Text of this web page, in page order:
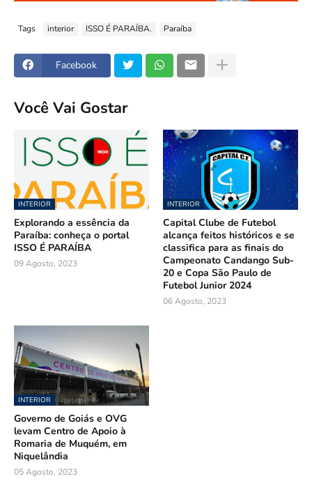
Tags interior ISSO É PARAÍBA. Paraíba
Facebook
Você Vai Gostar
INTERIOR
Explorando a essência da
Paraíba: conheça o portal
ISSO É PARAÍBA
09 Agosto, 2023
INTERIOR
Capital Clube de Futebol
alcança feitos históricos e se
classifica para as finais do
Campeonato Candango Sub-
20 e Copa São Paulo de
Futebol Junior 2024
06 Agosto, 2023
INTERIOR
Governo de Goiás e OVG
levam Centro de Apoio à
Romaria de Muquém, em
Niquelândia
05 Agosto, 2023